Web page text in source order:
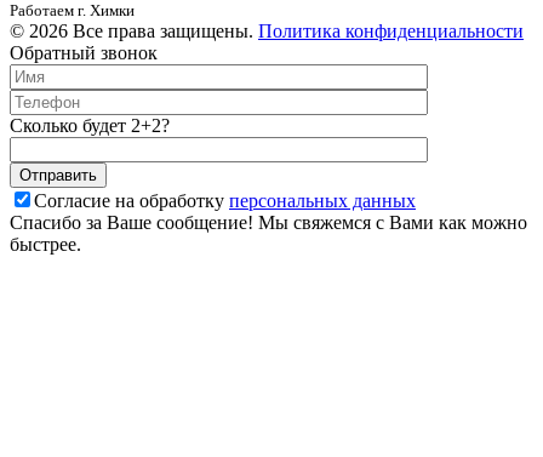
Работаем г. Химки
© 2026 Все права защищены. Политика конфиденциальности
Обратный звонок
Сколько будет 2+2?
Согласие на обработку персональных данных
Спасибо за Ваше сообщение! Мы свяжемся с Вами как можно
быстрее.